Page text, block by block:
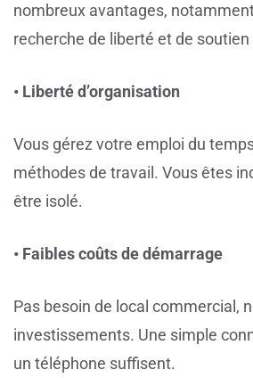
nombreux avantages,
recherche de liberté et de soutien
• Liberté d’organisation
Vous gérez votre emploi du
méthodes de travail. Vous êtes
être isolé.
• Faibles coûts de démarrage
Pas besoin de local commercial,
investissements. Une simple
un téléphone suffisent.